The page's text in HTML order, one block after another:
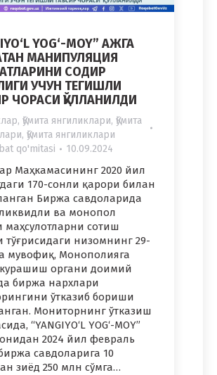
YOG‘-MOY” АЖГА
МАНИПУЛЯЦИЯ
СОДИР
УЧУН ТЕГИШЛИ
ЧОРАСИ ҚЎЛЛАНИЛДИ
, Қўмита янгиликлари, Қўмита
, Қўмита янгиликлари
qo'mitasi 10.09.2024
Маҳкамасининг 2020 йил
170-сонли қарори билан
Биржа савдоларида
ва монопол
маҳсулотларни сотиш
тўғрисидаги низомнинг 29-
мувофиқ, Монополияга
органи доимий
биржа нархлари
ўтказиб бориши
Мониторнинг ўтказиш
“YANGIYO‘L YOG‘-MOY”
2024 йил февраль
савдоларига 10
зиёд 250 млн сўмга…